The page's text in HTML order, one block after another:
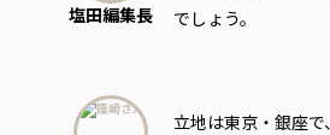
塩田編集長
でしょう。
立地は東京・銀座